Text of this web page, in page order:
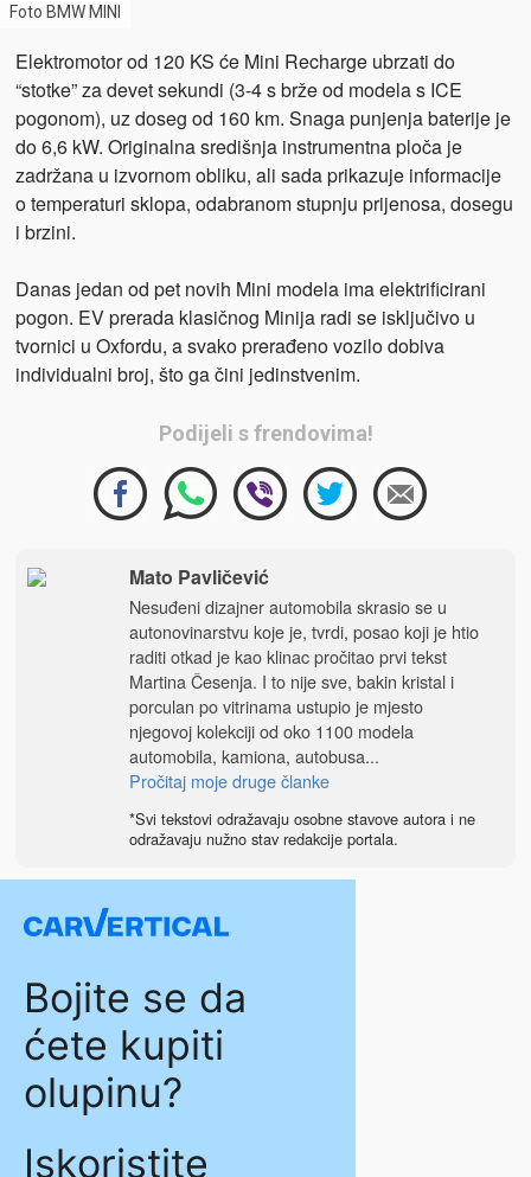
Foto BMW MINI
Elektromotor od 120 KS će Mini Recharge ubrzati do
“stotke” za devet sekundi (3-4 s brže od modela s ICE
pogonom), uz doseg od 160 km. Snaga punjenja baterije je
do 6,6 kW. Originalna središnja instrumentna ploča je
zadržana u izvornom obliku, ali sada prikazuje informacije
o temperaturi sklopa, odabranom stupnju prijenosa, dosegu
i brzini.
Danas jedan od pet novih Mini modela ima elektrificirani
pogon. EV prerada klasičnog Minija radi se isključivo u
tvornici u Oxfordu, a svako prerađeno vozilo dobiva
individualni broj, što ga čini jedinstvenim.
Podijeli s frendovima!
Mato Pavličević
Nesuđeni dizajner automobila skrasio se u
autonovinarstvu koje je, tvrdi, posao koji je htio
raditi otkad je kao klinac pročitao prvi tekst
Martina Česenja. I to nije sve, bakin kristal i
porculan po vitrinama ustupio je mjesto
njegovoj kolekciji od oko 1100 modela
automobila, kamiona, autobusa...
Pročitaj moje druge članke
*Svi tekstovi odražavaju osobne stavove autora i ne
odražavaju nužno stav redakcije portala.